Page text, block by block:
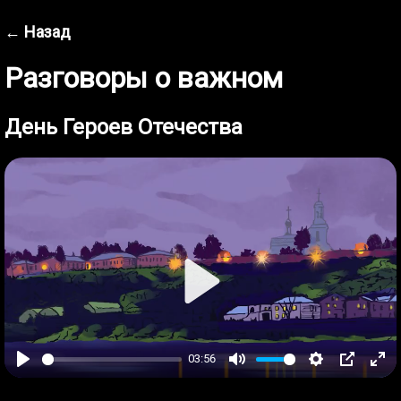
← Назад
Разговоры о важном
День Героев Отечества
Play
03:56
Mute Settings
PIP
Play